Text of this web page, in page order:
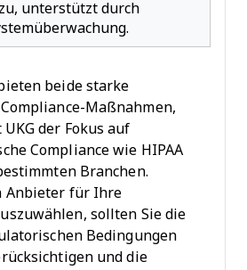
unterstützt durch
beide starke
Maßnahmen,
der Fokus auf
Compliance wie HIPAA
Branchen.
Anbieter für Ihre
sollten Sie die
Bedingungen
und die